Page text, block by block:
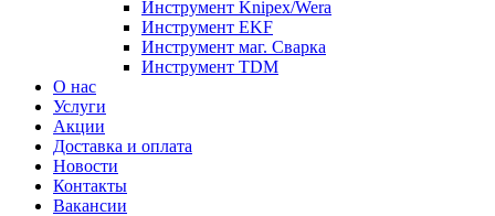
Инструмент Knipex/Wera
Инструмент EKF
Инструмент маг. Сварка
Инструмент TDM
О нас
Услуги
Акции
Доставка и оплата
Новости
Контакты
Вакансии